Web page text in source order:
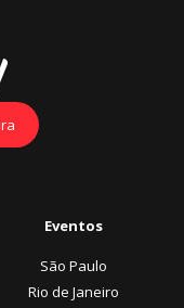
Eventos
São Paulo
Rio de Janeiro